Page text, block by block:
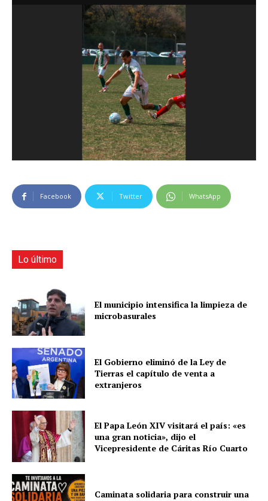
Facebook Twitter WhatsApp
Lo último
El municipio intensifica la limpieza de
microbasurales
El Gobierno eliminó de la Ley de
Tierras el capítulo de venta a
extranjeros
El Papa León XIV visitará el país: «es
una gran noticia», dijo el
Vicepresidente de Cáritas Río Cuarto
Caminata solidaria para construir una